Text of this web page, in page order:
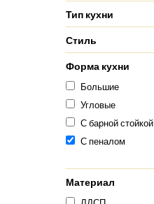
Тип кухни
Стиль
Форма кухни
Большие
Угловые
С барной стойкой
С пеналом
Материал